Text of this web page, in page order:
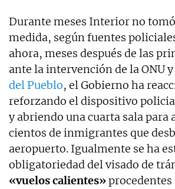
Durante meses Interior no
medida, según fuentes
ahora, meses después de las
ante la intervención de la ONU
del Pueblo, el Gobierno ha
reforzando el dispositivo
y abriendo una cuarta sala para
cientos de inmigrantes que
aeropuerto. Igualmente se ha
obligatoriedad del visado de
«vuelos calientes»procedentes